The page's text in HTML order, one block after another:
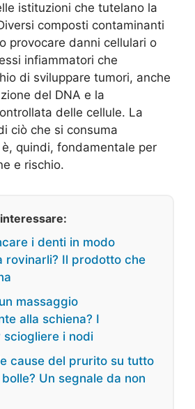
istituzioni che tutelano la
composti contaminanti
provocare danni cellulari o
infiammatori che
di sviluppare tumori, anche
del DNA e la
delle cellule. La
ciò che si consuma
quindi, fondamentale per
e rischio.
i denti in modo
rovinarli? Il prodotto che
massaggio
alla schiena? I
sciogliere i nodi
cause del prurito su tutto
Un segnale da non